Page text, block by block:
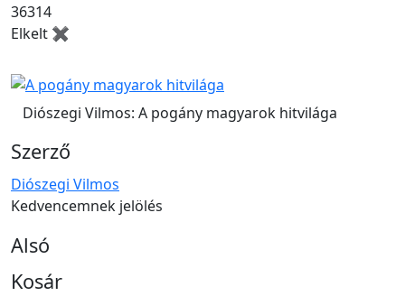
36314
Elkelt ✖
Diószegi Vilmos: A pogány magyarok hitvilága
Szerző
Diószegi Vilmos
Kedvencemnek jelölés
Alsó
Kosár